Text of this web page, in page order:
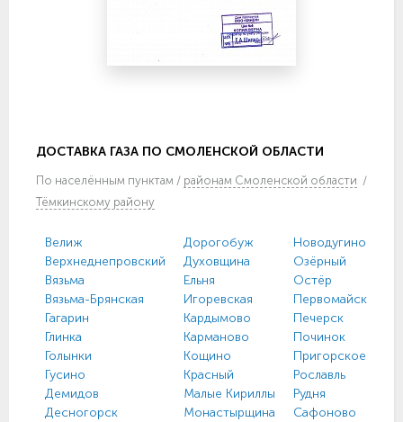
ДОСТАВКА ГАЗА ПО СМОЛЕНСКОЙ ОБЛАСТИ
По населённым пунктам / районам Смоленской области /
Тёмкинскому району
Велиж
Верхнеднепровский
Вязьма
Вязьма-Брянская
Гагарин
Глинка
Голынки
Гусино
Демидов
Десногорск
Дорогобуж
Духовщина
Ельня
Игоревская
Кардымово
Карманово
Кощино
Красный
Малые Кириллы
Монастырщина
Новодугино
Озёрный
Остёр
Первомайский
Печерск
Починок
Пригорское
Рославль
Рудня
Сафоново